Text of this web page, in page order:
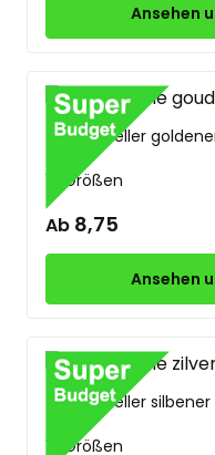
Ansehen
Traditioneller
10 Größen
Ab 8,75
Ansehen
Traditioneller
10 Größen